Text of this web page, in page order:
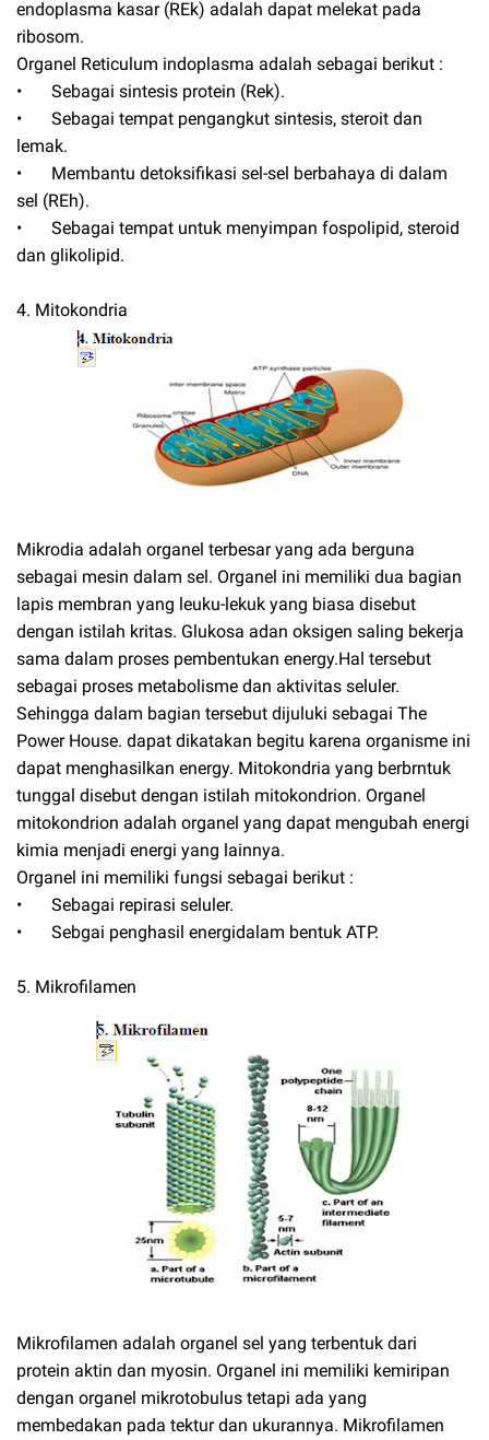
endoplasma kasar (REk) adalah dapat melekat pada
ribosom.
Organel Reticulum indoplasma adalah sebagai berikut :
•
Sebagai sintesis protein (Rek).
•
Sebagai tempat pengangkut sintesis, steroit dan
lemak.
•
Membantu detoksifikasi sel-sel berbahaya di dalam
sel (REh).
•
Sebagai tempat untuk menyimpan fospolipid, steroid
dan glikolipid.
4. Mitokondria
Mikrodia adalah organel terbesar yang ada berguna
sebagai mesin dalam sel. Organel ini memiliki dua bagian
lapis membran yang leuku-lekuk yang biasa disebut
dengan istilah kritas. Glukosa adan oksigen saling bekerja
sama dalam proses pembentukan energy.Hal tersebut
sebagai proses metabolisme dan aktivitas seluler.
Sehingga dalam bagian tersebut dijuluki sebagai The
Power House. dapat dikatakan begitu karena organisme ini
dapat menghasilkan energy. Mitokondria yang berbrntuk
tunggal disebut dengan istilah mitokondrion. Organel
mitokondrion adalah organel yang dapat mengubah energi
kimia menjadi energi yang lainnya.
Organel ini memiliki fungsi sebagai berikut :
•
Sebagai repirasi seluler.
•
Sebgai penghasil energidalam bentuk ATP.
5. Mikrofilamen
Mikrofilamen adalah organel sel yang terbentuk dari
protein aktin dan myosin. Organel ini memiliki kemiripan
dengan organel mikrotobulus tetapi ada yang
membedakan pada tektur dan ukurannya. Mikrofilamen